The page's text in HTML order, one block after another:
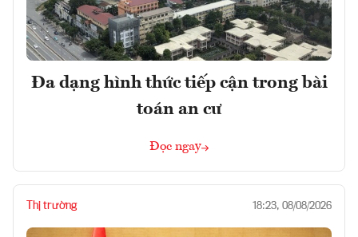
Đa dạng hình thức tiếp cận trong bài
toán an cư
Đọc ngay
Thị trường 18:23, 08/08/2026